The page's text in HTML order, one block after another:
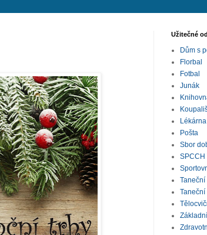
Užitečné
Dům s
Florbal
Fotbal
Junák
Lékárna
Pošta
Sbor
SPCCH
Taneční